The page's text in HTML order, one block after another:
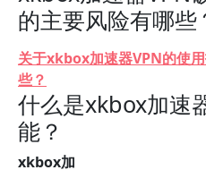
的主要风险有哪些
关于xkbox加速器VPN的使
些？
什么是xkbox加速
能？
xkbox加